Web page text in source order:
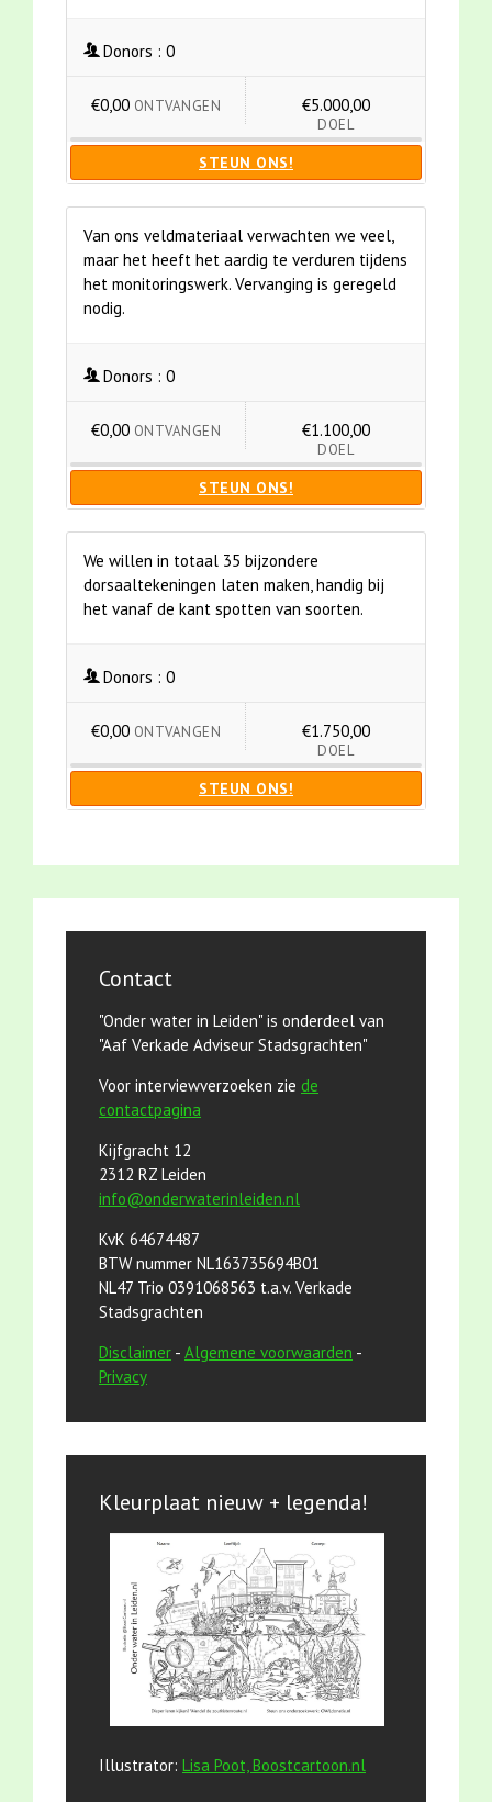
Donors : 0
€0,00 ONTVANGEN €5.000,00
DOEL
STEUN ONS!
Van ons veldmateriaal verwachten we veel,
maar het heeft het aardig te verduren tijdens
het monitoringswerk. Vervanging is geregeld
nodig.
Donors : 0
€0,00 ONTVANGEN €1.100,00
DOEL
STEUN ONS!
We willen in totaal 35 bijzondere
dorsaaltekeningen laten maken, handig bij
het vanaf de kant spotten van soorten.
Donors : 0
€0,00 ONTVANGEN €1.750,00
DOEL
STEUN ONS!
Contact
"Onder water in Leiden" is onderdeel van
"Aaf Verkade Adviseur Stadsgrachten"
Voor interviewverzoeken zie de
contactpagina
Kijfgracht 12
2312 RZ Leiden
info@onderwaterinleiden.nl
KvK 64674487
BTW nummer NL163735694B01
NL47 Trio 0391068563 t.a.v. Verkade
Stadsgrachten
Disclaimer - Algemene voorwaarden -
Privacy
Kleurplaat nieuw + legenda!
Illustrator: Lisa Poot, Boostcartoon.nl